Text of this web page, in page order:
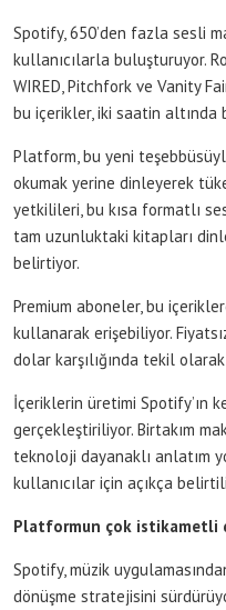
Spotify, 650’den fazla sesli
kullanıcılarla buluşturuyor.
WIRED, Pitchfork ve Vanity
bu içerikler, iki saatin altında
Platform, bu yeni
okumak yerine dinleyerek
yetkilileri, bu kısa formatlı
tam uzunluktaki kitapları
belirtiyor.
Premium aboneler, bu
kullanarak erişebiliyor.
dolar karşılığında tekil
İçeriklerin üretimi Spotify’ın
gerçekleştiriliyor. Birtakım
teknoloji dayanaklı anlatım
kullanıcılar için açıkça
Platformun çok istikametli
Spotify, müzik
dönüşme stratejisini